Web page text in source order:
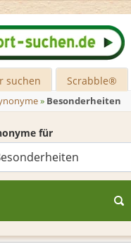
suchen Scrabble®
» Besonderheiten
für